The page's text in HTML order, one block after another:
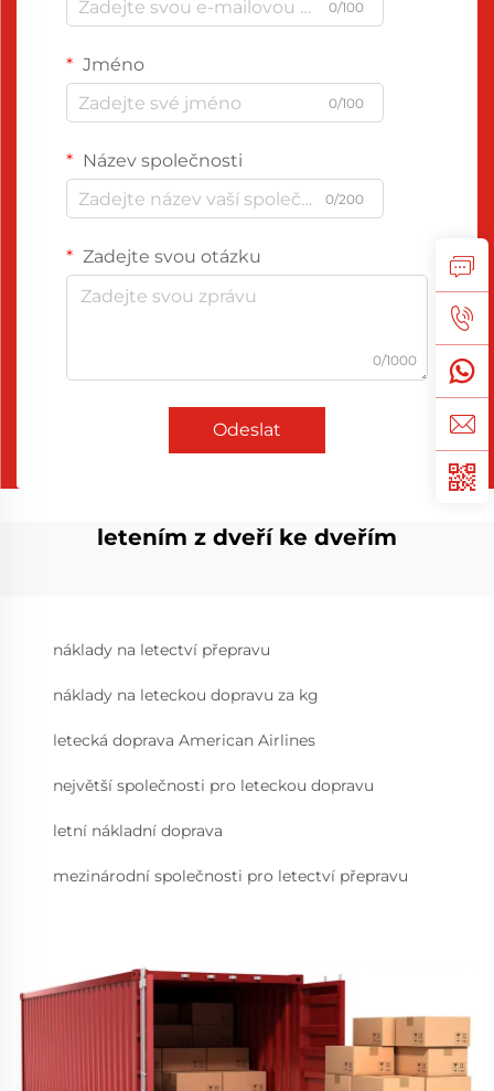
0/100
Jméno
0/100
Název společnosti
0/200
Zadejte svou otázku
0/1000
Odeslat
letením z dveří ke dveřím
náklady na letectví přepravu
náklady na leteckou dopravu za kg
letecká doprava American Airlines
největší společnosti pro leteckou dopravu
letní nákladní doprava
mezinárodní společnosti pro letectví přepravu